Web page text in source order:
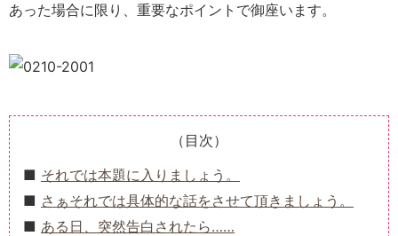
あった場合に限り、重要なポイントで御座います。
（目次）
それでは本題に入りましょう。
さぁそれでは具体的な話をさせて頂きましょう。
ある日、突然告白されたら……